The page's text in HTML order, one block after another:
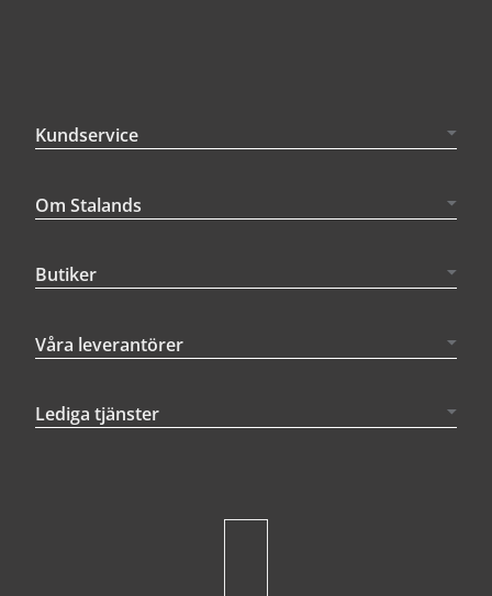
Kundservice
Om Stalands
Butiker
Våra leverantörer
Lediga tjänster